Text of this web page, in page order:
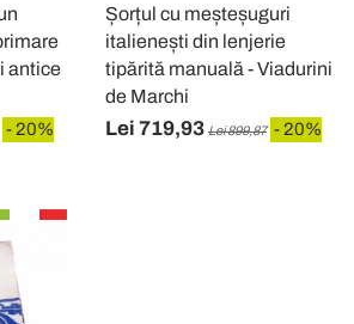
antice
- 20%
Șorțul cu meșteșuguri
italienești din lenjerie
tipărită manuală - Viadurini
de Marchi
Lei 719,93 Lei 899,87 - 20%